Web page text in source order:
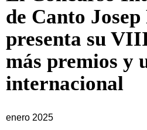
de Canto Josep
presenta su
más premios y
internacional
enero 2025